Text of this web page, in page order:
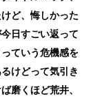
ど、悔しかった
日すごい返って
ていう危機感を
けどって気引き
磨くほど荒井、